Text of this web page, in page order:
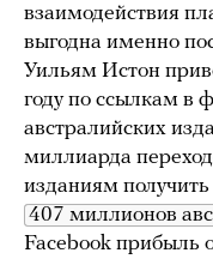
взаимодействия
выгодна именно
Уильям Истон
году по ссылкам в
австралийских
миллиарда
изданиям
407 миллионов
Facebook прибыль